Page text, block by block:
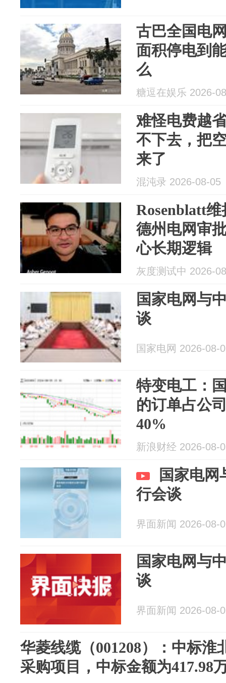
古巴全国电
面积停电到
么
糖逗在娱乐 2026-
难怪电费越
不下去，把
来了
混沌录 2026-08-05
Rosenblatt
德州电网审
心长期逻辑
灰度测试中 2026-
国家电网与
谈
国家电网 2026-08-
特变电工：
的订单占公
40%
新浪财经 2026-08-
国家电网
行会谈
界面新闻 2026-08-
国家电网与
谈
界面新闻 2026-08-
华菱线缆（001208）：中标淮
采购项目，中标金额为417.98